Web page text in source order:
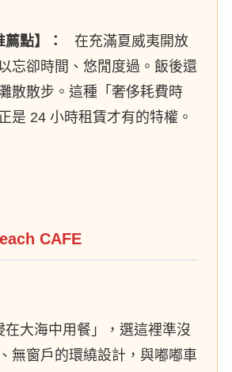
薦點】：
在充滿夏威夷開放
忘卻時間、悠閒度過。飯後還
散散步。這種「奢侈耗費時
是 24 小時租賃才有的特權。
CAFE
在大海中用餐」，選這裡準沒
無窗戶的環繞設計，與嘟嘟車